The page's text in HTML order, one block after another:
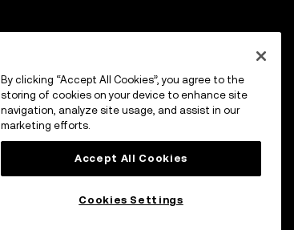
By clicking “Accept All Cookies”, you agree to the
storing of cookies on your device to enhance site
navigation, analyze site usage, and assist in our
marketing efforts.
Accept All Cookies
Cookies Settings